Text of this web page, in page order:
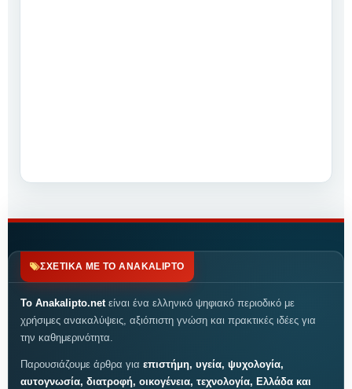
ΣΧΕΤΙΚΑ ΜΕ ΤΟ ANAKALIPTO
Το Anakalipto.netείναι ένα ελληνικό ψηφιακό περιοδικό με
χρήσιμες ανακαλύψεις, αξιόπιστη γνώση και πρακτικές ιδέες για
την καθημερινότητα.
Παρουσιάζουμε άρθρα για επιστήμη, υγεία, ψυχολογία,
αυτογνωσία, διατροφή, οικογένεια, τεχνολογία, Ελλάδα και